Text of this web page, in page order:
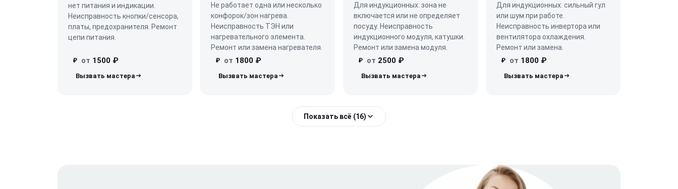
нет питания и индикации.
Неисправность кнопки/сенсора,
платы, предохранителя. Ремонт
цепи питания.
₽ от 1500 ₽
Не работает одна или несколько
конфорок/зон нагрева.
Неисправность ТЭН или
нагревательного элемента.
Ремонт или замена нагревателя.
₽ от 1800 ₽
Для индукционных: зона не
включается или не определяет
посуду. Неисправность
индукционного модуля, катушки.
Ремонт или замена модуля.
₽ от 2500 ₽
Для индукционных: сильный гул
или шум при работе.
Неисправность инвертора или
вентилятора охлаждения.
Ремонт или замена.
₽ от 1800 ₽
Показать всё (16)